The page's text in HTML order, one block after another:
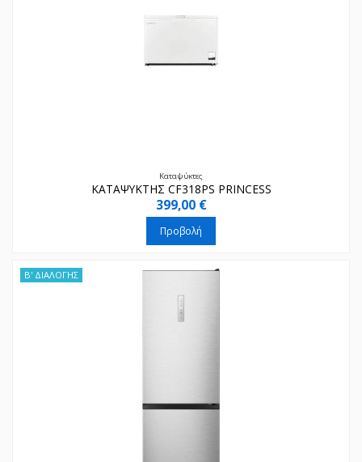
Καταψύκτες
ΚΑΤΑΨΥΚΤΗΣ CF318PS PRINCESS
399,00 €
Προβολή
Β' ΔΙΑΛΟΓΗΣ